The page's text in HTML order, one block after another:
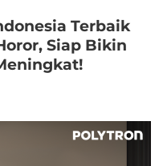
Terbaik
Siap Bikin